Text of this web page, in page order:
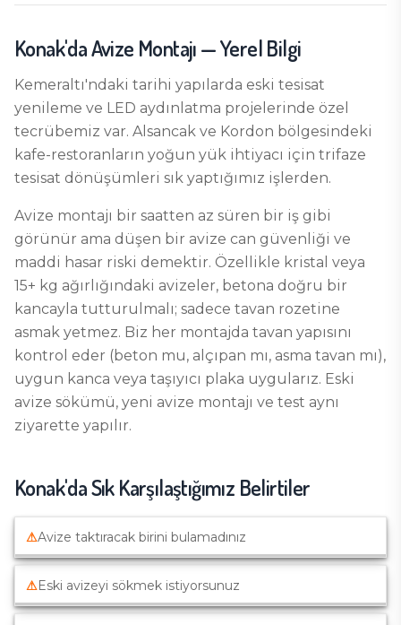
Konak'daAvize Montajı— Yerel Bilgi
Kemeraltı'ndaki tarihi yapılarda eski tesisat
yenileme ve LED aydınlatma projelerinde özel
tecrübemiz var. Alsancak ve Kordon bölgesindeki
kafe-restoranların yoğun yük ihtiyacı için trifaze
tesisat dönüşümleri sık yaptığımız işlerden.
Avize montajı bir saatten az süren bir iş gibi
görünür ama düşen bir avize can güvenliği ve
maddi hasar riski demektir. Özellikle kristal veya
15+ kg ağırlığındaki avizeler, betona doğru bir
kancayla tutturulmalı; sadece tavan rozetine
asmak yetmez. Biz her montajda tavan yapısını
kontrol eder (beton mu, alçıpan mı, asma tavan mı),
uygun kanca veya taşıyıcı plaka uygularız. Eski
avize sökümü, yeni avize montajı ve test aynı
ziyarette yapılır.
Konak'da Sık Karşılaştığımız Belirtiler
⚠Avize taktıracak birini bulamadınız
⚠Eski avizeyi sökmek istiyorsunuz